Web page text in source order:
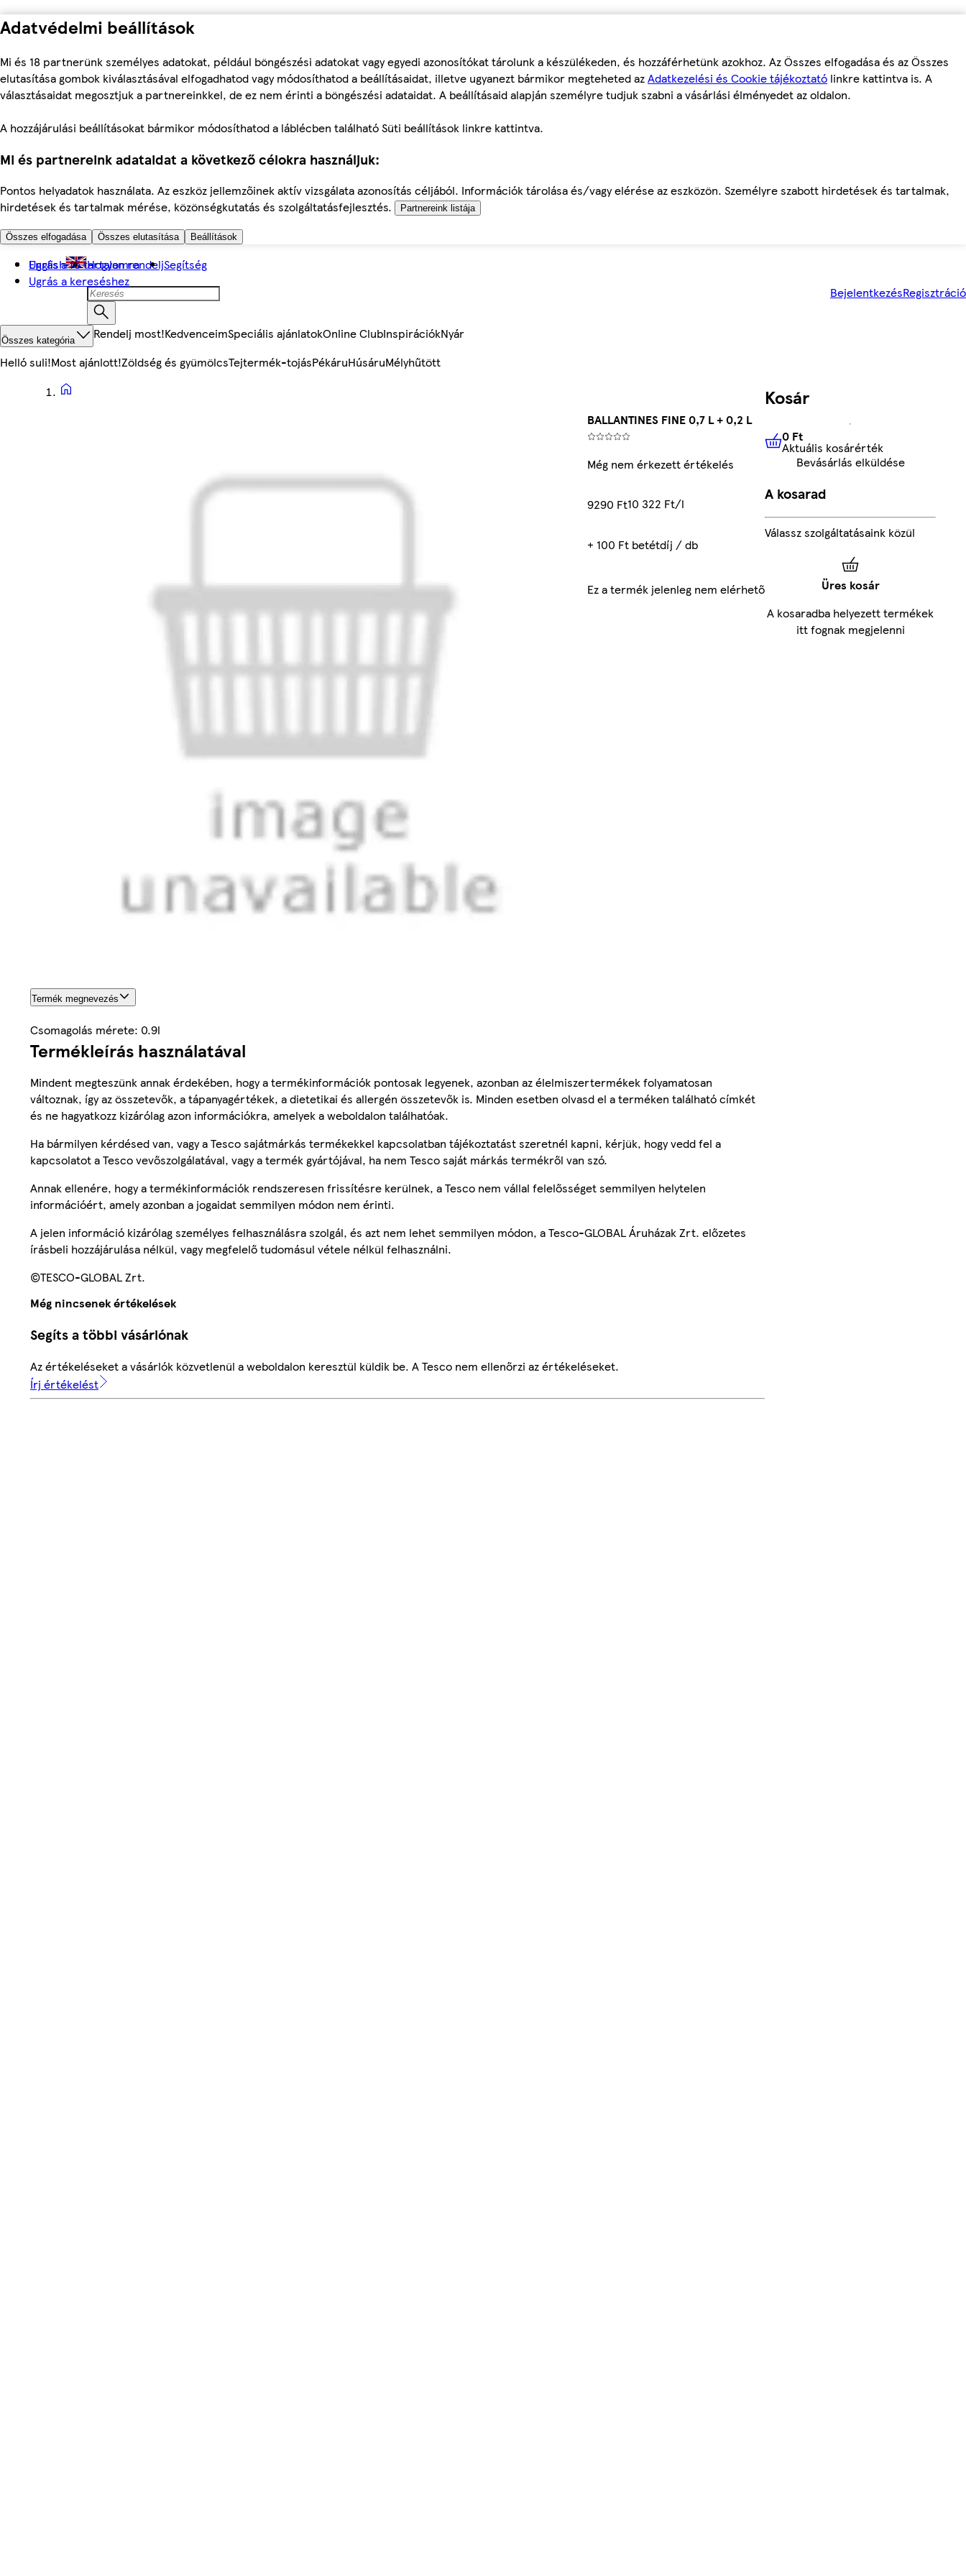
Adatvédelmi beállítások
Mi és 18 partnerünk személyes adatokat, például böngészési adatokat vagy egyedi azonosítókat tárolunk a készülékeden, és hozzáférhetünk azokhoz. Az Összes elfogadása és az Összes
elutasítása gombok kiválasztásával elfogadhatod vagy módosíthatod a beállításaidat, illetve ugyanezt bármikor megteheted azAdatkezelési és Cookie tájékoztató linkre kattintva is. A
választásaidat megosztjuk a partnereinkkel, de ez nem érinti a böngészési adataidat. A beállításaid alapján személyre tudjuk szabni a vásárlási élményedet az oldalon.
A hozzájárulási beállításokat bármikor módosíthatod a láblécben található Süti beállítások linkre kattintva.
Mi és partnereink adataidat a következő célokra használjuk:
Pontos helyadatok használata. Az eszköz jellemzőinek aktív vizsgálata azonosítás céljából. Információk tárolása és/vagy elérése az eszközön. Személyre szabott hirdetések és tartalmak,
hirdetések és tartalmak mérése, közönségkutatás és szolgáltatásfejlesztés.
Partnereink listája
Összes elfogadása Összes elutasítása Beállítások
Ugrás a fő tartalomra
Ugrás a kereséshez
English Hogyan rendeljSegítség
BejelentkezésRegisztráció
Összes kategória Rendelj most!KedvenceimSpeciális ajánlatokOnline ClubInspirációkNyár
Helló suli!Most ajánlott!Zöldség és gyümölcsTejtermék-tojásPékáruHúsáruMélyhűtött
BALLANTINES FINE 0,7 L + 0,2 L
Még nem érkezett értékelés
9290 Ft10 322 Ft/l
+ 100 Ft betétdíj / db
Ez a termék jelenleg nem elérhető
Termék megnevezés
Csomagolás mérete: 0.9l
Termékleírás használatával
Mindent megteszünk annak érdekében, hogy a termékinformációk pontosak legyenek, azonban az élelmiszertermékek folyamatosan
változnak, így az összetevők, a tápanyagértékek, a dietetikai és allergén összetevők is. Minden esetben olvasd el a terméken található címkét
és ne hagyatkozz kizárólag azon információkra, amelyek a weboldalon találhatóak.
Ha bármilyen kérdésed van, vagy a Tesco sajátmárkás termékekkel kapcsolatban tájékoztatást szeretnél kapni, kérjük, hogy vedd fel a
kapcsolatot a Tesco vevőszolgálatával, vagy a termék gyártójával, ha nem Tesco saját márkás termékről van szó.
Annak ellenére, hogy a termékinformációk rendszeresen frissítésre kerülnek, a Tesco nem vállal felelősséget semmilyen helytelen
információért, amely azonban a jogaidat semmilyen módon nem érinti.
A jelen információ kizárólag személyes felhasználásra szolgál, és azt nem lehet semmilyen módon, a Tesco-GLOBAL Áruházak Zrt. előzetes
írásbeli hozzájárulása nélkül, vagy megfelelő tudomásul vétele nélkül felhasználni.
©TESCO-GLOBAL Zrt.
Még nincsenek értékelések
Segíts a többi vásárlónak
Az értékeléseket a vásárlók közvetlenül a weboldalon keresztül küldik be. A Tesco nem ellenőrzi az értékeléseket.
Írj értékelést
Kosár
0 FtAktuális kosárérték
0 Ft
Aktuális kosárérték
Bevásárlás elküldése
A kosarad
Válassz szolgáltatásaink közül
Üres kosár
A kosaradba helyezett termékek
itt fognak megjelenni